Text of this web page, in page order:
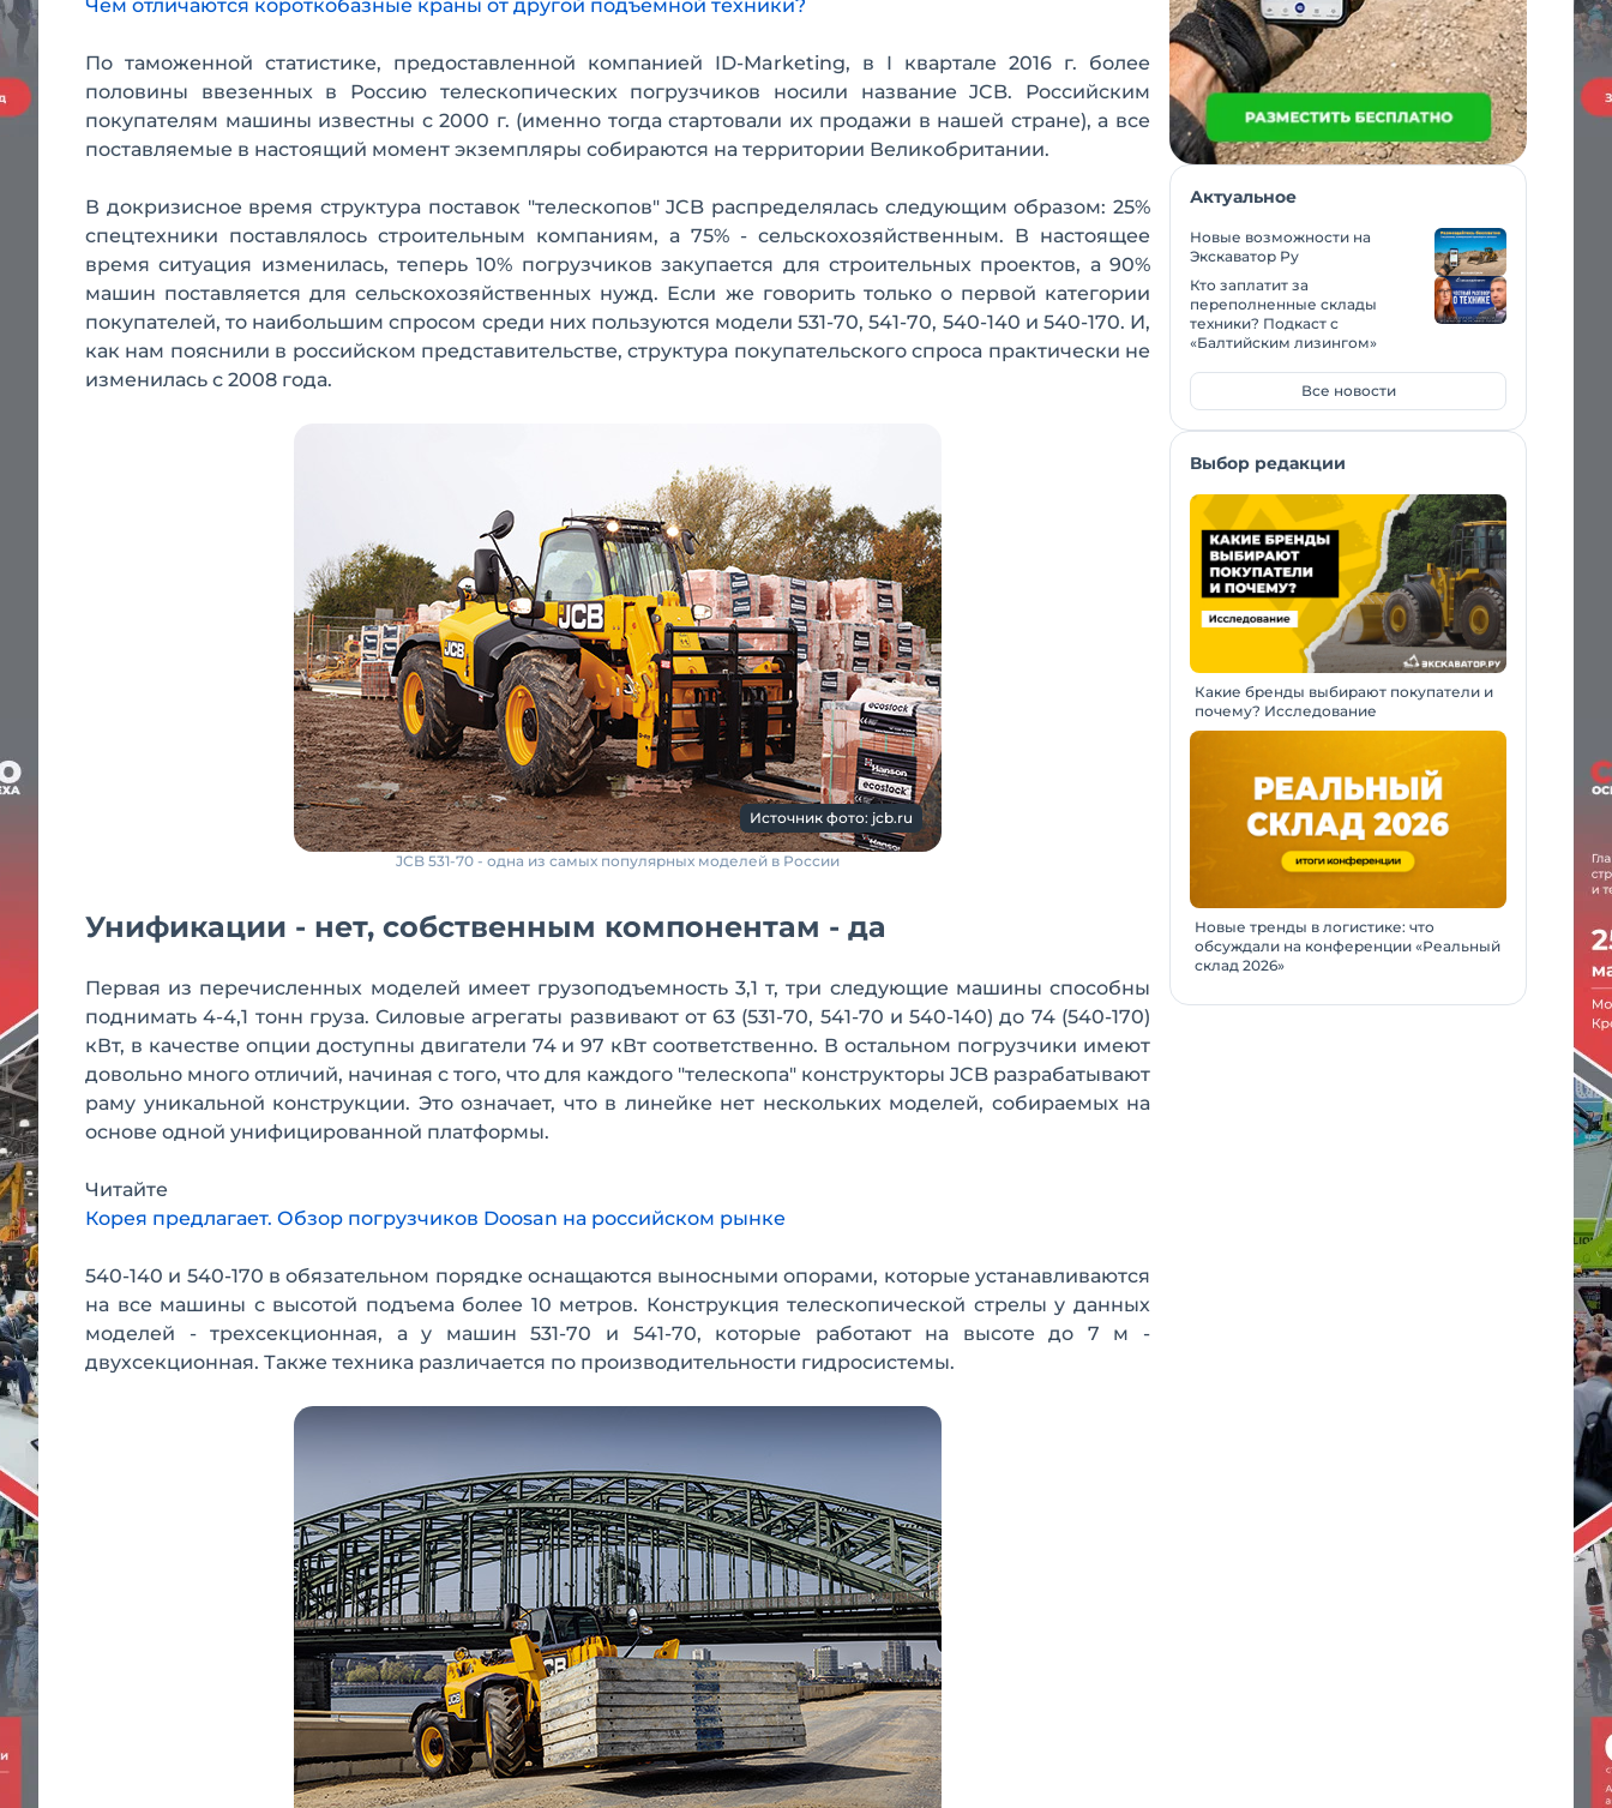
Чем отличаются короткобазные краны от другой подъемной техники?
По таможенной статистике, предоставленной компанией ID-Marketing, в I квартале 2016 г. более
половины ввезенных в Россию телескопических погрузчиков носили название JCB. Российским
покупателям машины известны с 2000 г. (именно тогда стартовали их продажи в нашей стране), а все
поставляемые в настоящий момент экземпляры собираются на территории Великобритании.
В докризисное время структура поставок "телескопов" JCB распределялась следующим образом: 25%
спецтехники поставлялось строительным компаниям, а 75% - сельскохозяйственным. В настоящее
время ситуация изменилась, теперь 10% погрузчиков закупается для строительных проектов, а 90%
машин поставляется для сельскохозяйственных нужд. Если же говорить только о первой категории
покупателей, то наибольшим спросом среди них пользуются модели 531-70, 541-70, 540-140 и 540-170. И,
как нам пояснили в российском представительстве, структура покупательского спроса практически не
изменилась с 2008 года.
Источник фото: jcb.ru
JCB 531-70 - одна из самых популярных моделей в России
Унификации - нет, собственным компонентам - да
Первая из перечисленных моделей имеет грузоподъемность 3,1 т, три следующие машины способны
поднимать 4-4,1 тонн груза. Силовые агрегаты развивают от 63 (531-70, 541-70 и 540-140) до 74 (540-170)
кВт, в качестве опции доступны двигатели 74 и 97 кВт соответственно. В остальном погрузчики имеют
довольно много отличий, начиная с того, что для каждого "телескопа" конструкторы JCB разрабатывают
раму уникальной конструкции. Это означает, что в линейке нет нескольких моделей, собираемых на
основе одной унифицированной платформы.
Читайте
Корея предлагает. Обзор погрузчиков Doosan на российском рынке
540-140 и 540-170 в обязательном порядке оснащаются выносными опорами, которые устанавливаются
на все машины с высотой подъема более 10 метров. Конструкция телескопической стрелы у данных
моделей - трехсекционная, а у машин 531-70 и 541-70, которые работают на высоте до 7 м -
двухсекционная. Также техника различается по производительности гидросистемы.
Актуальное
Новые возможности на
Экскаватор Ру
Кто заплатит за
переполненные склады
техники? Подкаст с
«Балтийским лизингом»
Все новости
Выбор редакции
Какие бренды выбирают покупатели и
почему? Исследование
Новые тренды в логистике: что
обсуждали на конференции «Реальный
склад 2026»